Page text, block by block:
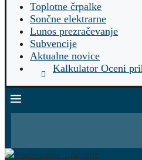
Toplotne črpalke
Sončne elektrarne
Lunos prezračevanje
Subvencije
Aktualne novice
Kalkulator Oceni